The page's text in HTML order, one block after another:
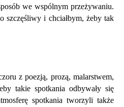
we wspólnym przeżywaniu.
szczęśliwy i chciałbym, żeby tak
z poezją, prozą, malarstwem,
takie spotkania odbywały się
spotkania tworzyli także